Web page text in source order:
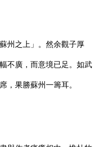
州之上」。然余觀子厚
不廣，而意境已足。如武
，果勝蘇州一籌耳。